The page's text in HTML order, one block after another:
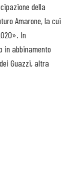
della
Amarone, la cui
In
abbinamento
Guazzi, altra